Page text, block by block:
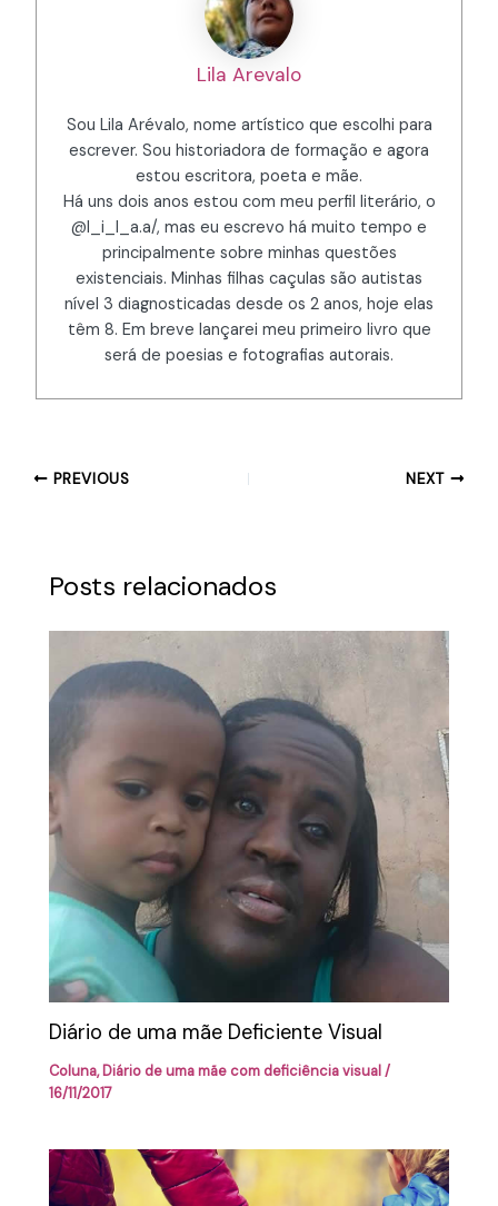
Lila Arevalo
Sou Lila Arévalo, nome artístico que escolhi para
escrever. Sou historiadora de formação e agora
estou escritora, poeta e mãe.
Há uns dois anos estou com meu perfil literário, o
@l_i_l_a.a/, mas eu escrevo há muito tempo e
principalmente sobre minhas questões
existenciais. Minhas filhas caçulas são autistas
nível 3 diagnosticadas desde os 2 anos, hoje elas
têm 8. Em breve lançarei meu primeiro livro que
será de poesias e fotografias autorais.
PREVIOUS NEXT
Posts relacionados
Diário de uma mãe Deficiente Visual
Coluna,Diário de uma mãe com deficiência visual/
16/11/2017